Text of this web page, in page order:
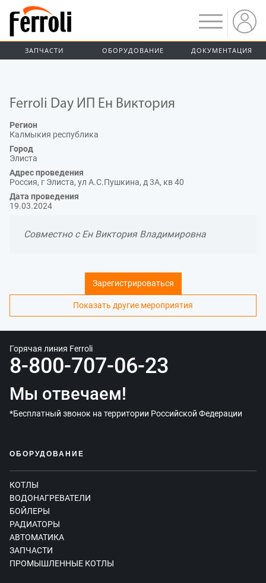
ЗАПЧАСТИ ОБОРУДОВАНИЕ ДОКУМЕНТАЦИЯ
Ferroli Day ИП Ен Виктория
Регион
Калмыкия республика
Город
Элиста
Адрес проведения
Россия, г Элиста, ул А.С.Пушкина, д 3А, кв 40
Дата проведения
19.03.2024
Совместно с Ен Виктория Владимировна
Зарегистрироваться
Показать другие мероприятия
Горячая линия Ferroli
8-800-707-06-23
Мы отвечаем!
*Бесплатный звонок на территории Российской Федерации
ОБОРУДОВАНИЕ
КОТЛЫ
ВОДОНАГРЕВАТЕЛИ
БОЙЛЕРЫ
РАДИАТОРЫ
АВТОМАТИКА
ЗАПЧАСТИ
ПРОМЫШЛЕННЫЕ КОТЛЫ